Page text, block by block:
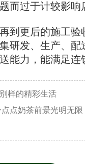
而过于计较影响
更后的施工验
研发、生产、配
能力，能满足连
样的精彩生活
点奶茶前景光明无限